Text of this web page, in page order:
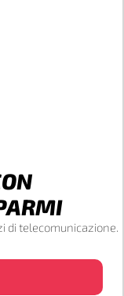
di telecomunicazione.